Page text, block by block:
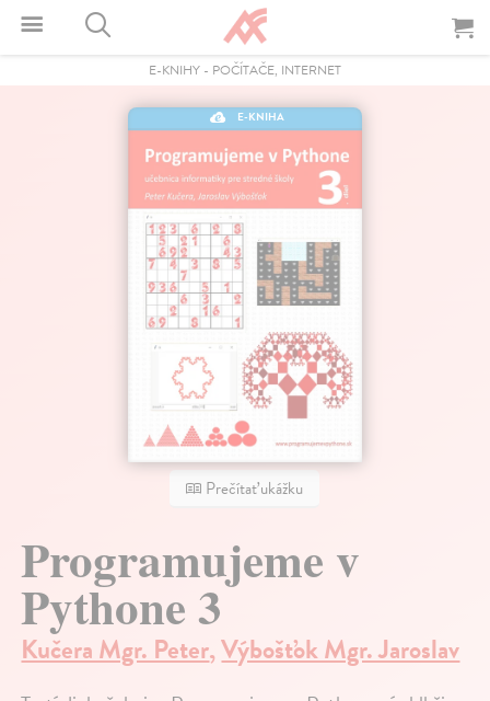
E-KNIHY - POČÍTAČE, INTERNET
E-KNIHA
Prečítať ukážku
Programujeme v
Pythone 3
Kučera Mgr. Peter,Výbošťok Mgr. Jaroslav